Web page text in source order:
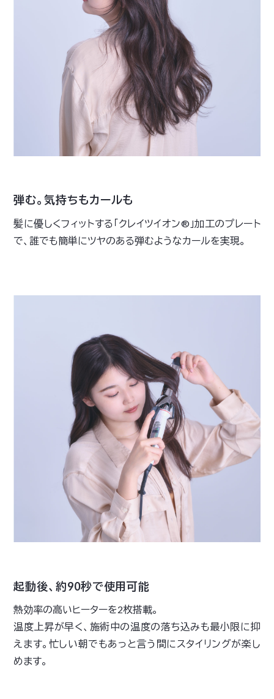
弾む。気持ちもカールも
髪に優しくフィットする「クレイツイオン®」加工のプレート
で、誰でも簡単にツヤのある弾むようなカールを実現。
起動後、約90秒で使用可能
熱効率の高いヒーターを2枚搭載。
温度上昇が早く、施術中の温度の落ち込みも最小限に抑
えます。忙しい朝でもあっと言う間にスタイリングが楽し
めます。